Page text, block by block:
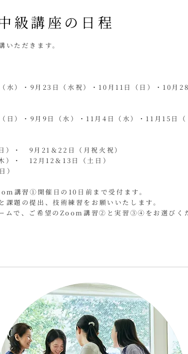
級講座の日程
ただきます。
水）・9月23日（水祝）・10月11日（日）・10月
日）・9月9日（水）・11月4日（水）・11月15日
）・ 9月21＆22日（月祝火祝）
・ 12月12＆13日（土日）
）
講習①開催日の10日前まで受付ます。
課題の提出、技術練習をお願いいたします。
ムで、ご希望のZoom講習②と実習③④をお選びく